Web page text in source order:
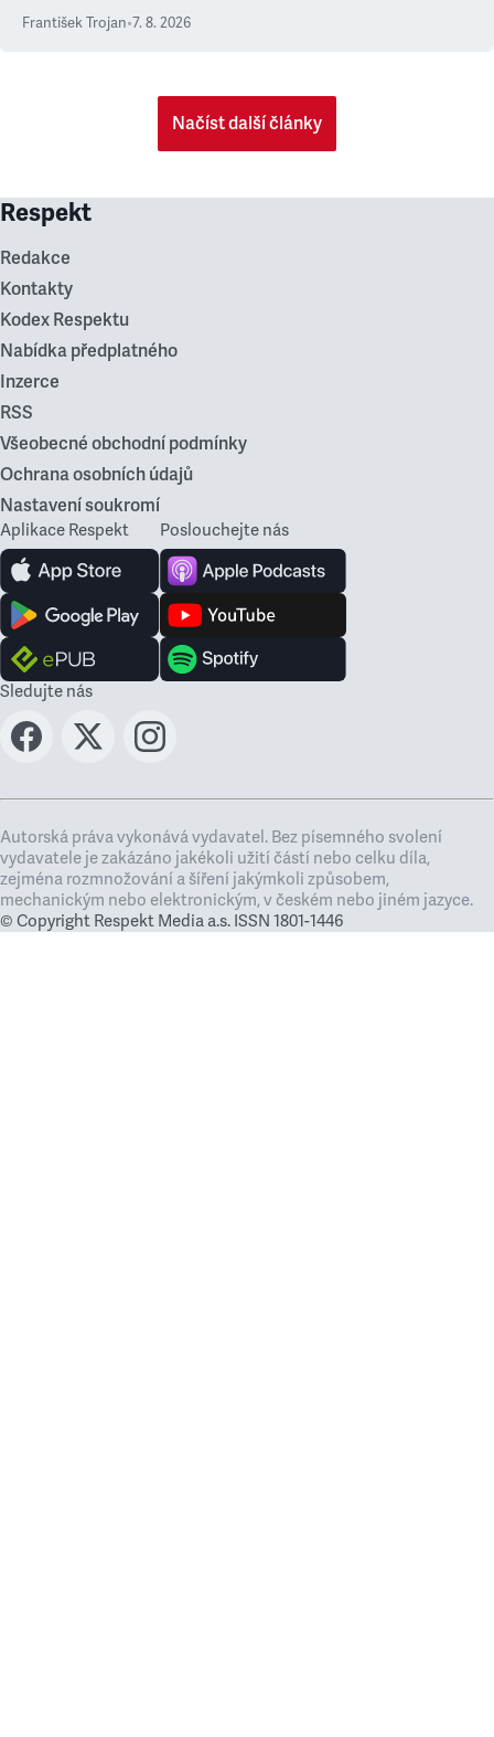
František Trojan•7. 8. 2026
Načíst další články
Respekt
Redakce
Kontakty
Kodex Respektu
Nabídka předplatného
Inzerce
RSS
Všeobecné obchodní podmínky
Ochrana osobních údajů
Nastavení soukromí
Aplikace Respekt Poslouchejte nás
Sledujte nás
Autorská práva vykonává vydavatel. Bez písemného svolení
vydavatele je zakázáno jakékoli užití částí nebo celku díla,
zejména rozmnožování a šíření jakýmkoli způsobem,
mechanickým nebo elektronickým, v českém nebo jiném jazyce.
© Copyright Respekt Media a.s. ISSN 1801-1446